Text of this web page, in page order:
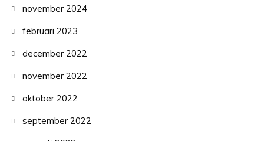
november 2024
februari 2023
december 2022
november 2022
oktober 2022
september 2022